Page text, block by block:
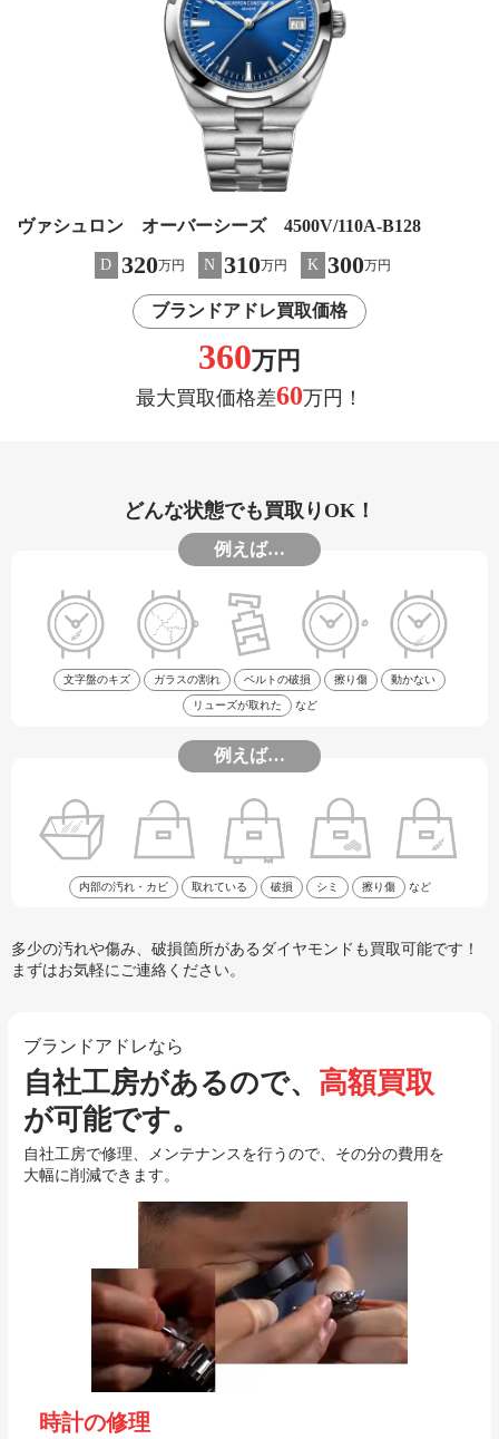
ヴァシュロン オーバーシーズ 4500V/110A-B128
D 320万円 N 310万円 K 300万円
ブランドアドレ買取価格
360万円
最大買取価格差60万円！
どんな状態でも買取りOK！
例えば…
文字盤のキズ ガラスの割れ ベルトの破損 擦り傷 動かない
リューズが取れた など
例えば…
内部の汚れ・カビ 取れている 破損 シミ 擦り傷 など
多少の汚れや傷み、破損箇所があるダイヤモンドも買取可能です！
まずはお気軽にご連絡ください。
ブランドアドレなら
自社工房があるので、 高額買取
が可能です。
自社工房で修理、メンテナンスを行うので、その分の費用を
大幅に削減できます。
時計の修理